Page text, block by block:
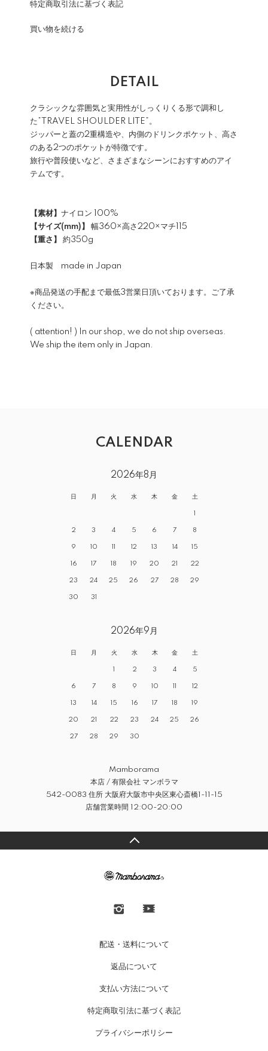
特定商取引法に基づく表記
買い物を続ける
DETAIL
クラシックな雰囲気と実用性がしっくりくる形で調和し
た”TRAVEL SHOULDER LITE”。
ジッパーと蓋の2重構造や、内側のドリンクポケット、高さ
のある2つのポケットが特徴です。
旅行や普段使いなど、さまざまなシーンにおすすめのアイ
テムです。
【素材】 ナイロン 100%
【サイズ(mm)】
幅360×高さ220×マチ115
【重さ】
約350g
日本製 made in Japan
※商品発送の手配まで最低3営業日頂いております。ご了承
ください。
( attention! ) In our shop, we do not ship overseas.
We ship the item only in Japan.
CALENDAR
2026年8月
日 月 火 水 木 金 土
1
2 3 4 5 6 7 8
9 10 11 12 13 14 15
16 17 18 19 20 21 22
23 24 25 26 27 28 29
30 31
2026年9月
日 月 火 水 木 金 土
1 2 3 4 5
6 7 8 9 10 11 12
13 14 15 16 17 18 19
20 21 22 23 24 25 26
27 28 29 30
Mamborama
本店 / 有限会社 マンボラマ
542-0083 住所 大阪府大阪市中央区東心斎橋1-11-15
店舗営業時間 12:00-20:00
配送・送料について
返品について
支払い方法について
特定商取引法に基づく表記
プライバシーポリシー